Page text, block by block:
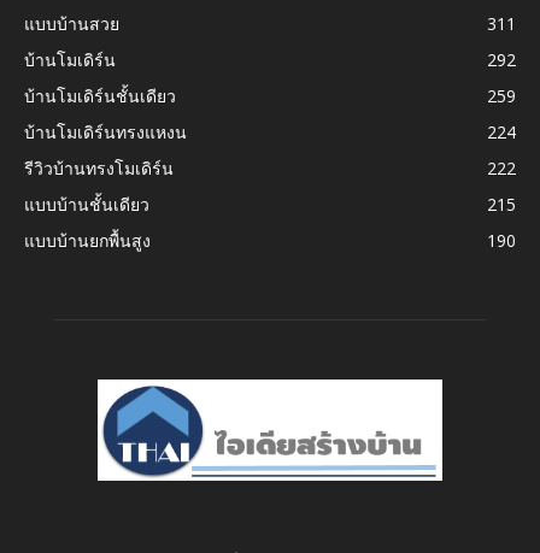
แบบบ้านสวย
311
บ้านโมเดิร์น
292
บ้านโมเดิร์นชั้นเดียว
259
บ้านโมเดิร์นทรงแหงน
224
รีวิวบ้านทรงโมเดิร์น
222
แบบบ้านชั้นเดียว
215
แบบบ้านยกพื้นสูง
190